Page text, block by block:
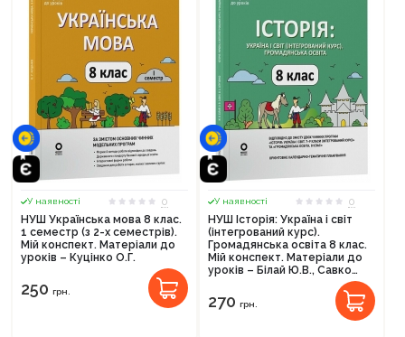
У наявності
0
НУШ Українська мова 8 клас.
1 семестр (з 2-х семестрів).
Мій конспект. Матеріали до
уроків – Куцінко О.Г.
250 грн.
У наявності
0
НУШ Історія: Україна і світ
(інтегрований курс).
Громадянська освіта 8 клас.
Мій конспект. Матеріали до
уроків – Білай Ю.В., Савко
270 грн.